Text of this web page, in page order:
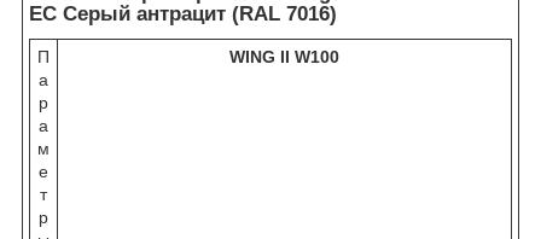
EC Серый антрацит (RAL 7016)
П
а
р
а
м
е
т
р
WING II W100